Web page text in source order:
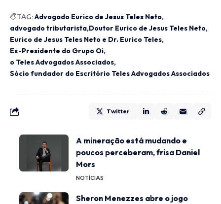
TAG:Advogado Eurico de Jesus Teles Neto
advogado tributarista Doutor Eurico de Jesus Teles Neto
Eurico de Jesus Teles Neto e Dr. Eurico Teles
Ex-Presidente do Grupo Oi
o Teles Advogados Associados
Sócio fundador do Escritório Teles Advogados Associados
Twitter
A mineração está mudando e
poucos perceberam, frisa Daniel
Mors
NOTÍCIAS
Sheron Menezzes abre o jogo